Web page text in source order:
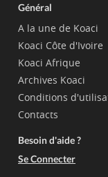
Général
A la une de Koaci
Koaci Côte d'Ivoire
Koaci Afrique
Archives Koaci
Conditions
Contacts
Besoin d'aide ?
Se Connecter